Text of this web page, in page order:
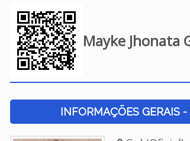
Mayke Jhonata
INFORMAÇÕES GERAIS